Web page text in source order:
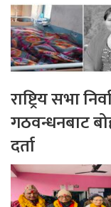
राष्ट्रिय सभा
गठवन्धनबाट
दर्ता